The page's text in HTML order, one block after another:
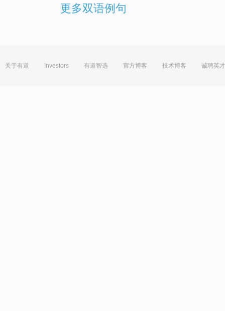
更多双语例句
关于有道 Investors 有道智选 官方博客 技术博客 诚聘英才